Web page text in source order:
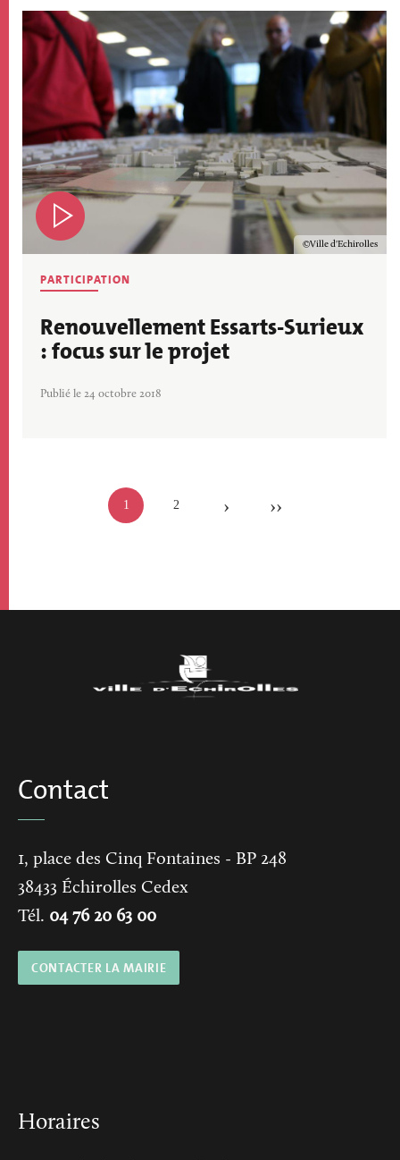
Image
Copyright
Ville d'Echirolles
PARTICIPATION
Renouvellement Essarts-Surieux
: focus sur le projet
Publié le 24 octobre 2018
Page
actuelle
1 Page
2
Contact
1, place des Cinq Fontaines - BP 248
38433 Échirolles Cedex
Tél. 04 76 20 63 00
CONTACTER LA MAIRIE
Horaires